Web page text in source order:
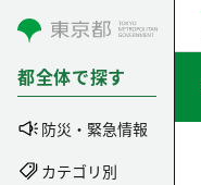
コンテンツにスキップ
都全体で探す
防災・緊急情報
カテゴリ別